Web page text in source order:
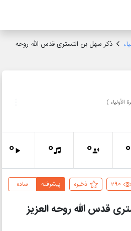
ذکر سهل بن التستری قدس الله روحه
الأولیاء )
0
0
0
0
290 ذخیره ساده پیشرفته
قدس الله روحه العزیز